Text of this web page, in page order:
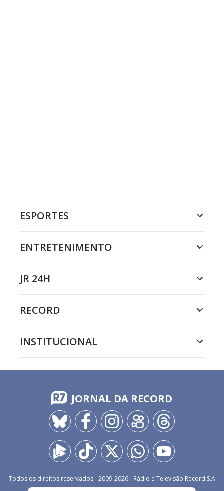
ESPORTES
ENTRETENIMENTO
JR 24H
RECORD
INSTITUCIONAL
JORNAL DA RECORD
Todos os direitos reservados - 2009-2026- Rádio e Televisão Record S.A